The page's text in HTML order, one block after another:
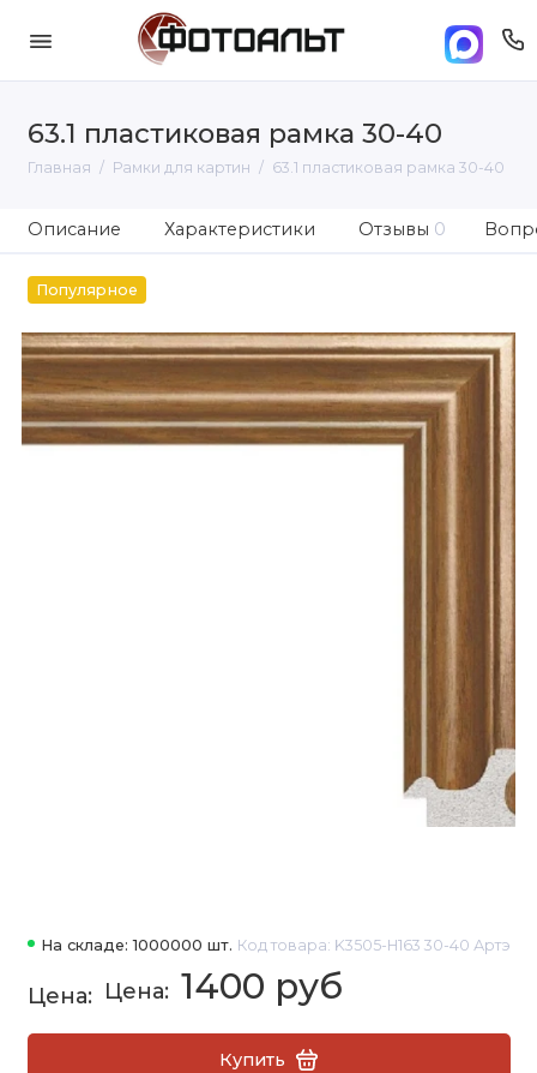
63.1 пластиковая рамка 30-40
Главная Рамки для картин 63.1 пластиковая рамка 30-40
Описание Характеристики Отзывы 0
Популярное
На складе: 1000000 шт. Код товара: K3505-H163 30-40 Артэ
1400 руб
Купить